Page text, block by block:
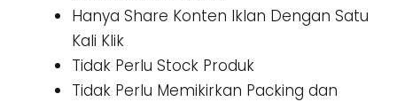
Hanya Share Konten Iklan Dengan Satu
Kali Klik
Tidak Perlu Stock Produk
Tidak Perlu Memikirkan Packing dan